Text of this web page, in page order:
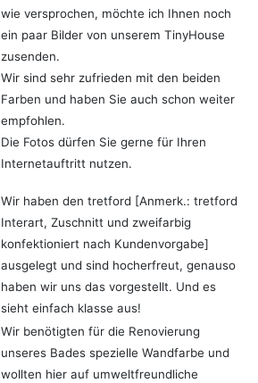
wie versprochen, möchte ich Ihnen noch
ein paar Bilder von unserem TinyHouse
zusenden.
Wir sind sehr zufrieden mit den beiden
Farben und haben Sie auch schon weiter
empfohlen.
Die Fotos dürfen Sie gerne für Ihren
Internetauftritt nutzen.
Wir haben den tretford [Anmerk.: tretford
Interart, Zuschnitt und zweifarbig
konfektioniert nach Kundenvorgabe]
ausgelegt und sind hocherfreut, genauso
haben wir uns das vorgestellt. Und es
sieht einfach klasse aus!
Wir benötigten für die Renovierung
unseres Bades spezielle Wandfarbe und
wollten hier auf umweltfreundliche